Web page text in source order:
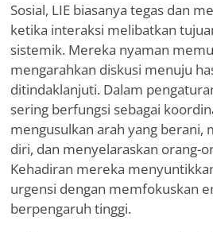
Sosial, LIE biasanya tegas dan
ketika interaksi melibatkan
sistemik. Mereka nyaman
mengarahkan diskusi menuju
ditindaklanjuti. Dalam
sering berfungsi sebagai
mengusulkan arah yang berani,
diri, dan menyelaraskan orang-
Kehadiran mereka
urgensi dengan memfokuskan
berpengaruh tinggi.